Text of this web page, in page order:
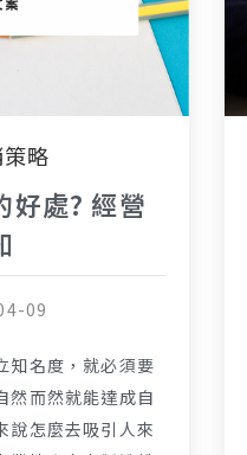
略
好處? 經營
09
知名度，就必須要
然而然就能達成自
說怎麼去吸引人來